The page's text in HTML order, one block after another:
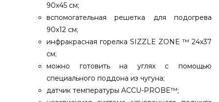
90х45 см;
вспомогательная решетка для подогрева
90х12 см;
инфракрасная горелка SIZZLE ZONE ™ 24х37
см;
можно готовить на углях с помощью
специального поддона из чугуна;
датчик температуры ACCU-PROBE™;